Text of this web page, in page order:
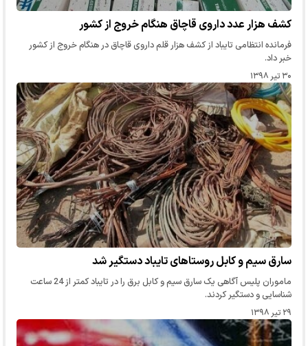
کشف هزار عدد داروی قاچاق هنگام خروج از کشور
فرمانده انتظامی تایباد از کشف هزار قلم داروی قاچاق در هنگام خروج از کشور
خبر داد.
۳۰ تیر ۱۳۹۸
سارق سیم و کابل روستاهای تایباد دستگیر شد
ماموران پلیس آگاهی یک سارق سیم و کابل برق را در تایباد کمتر از 24 ساعت
شناسایی و دستگیر کردند.
۲۹ تیر ۱۳۹۸